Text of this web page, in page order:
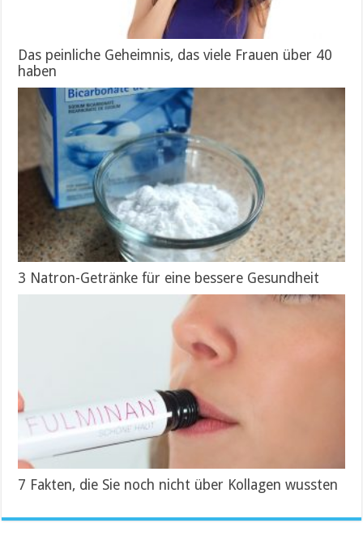
Das peinliche Geheimnis, das viele Frauen über 40
haben
3 Natron-Getränke für eine bessere Gesundheit
7 Fakten, die Sie noch nicht über Kollagen wussten